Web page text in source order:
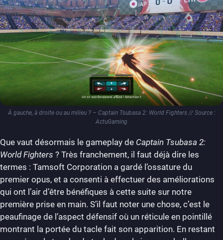
À gauche, à droite ou au milieu ? – Captain Tsubasa 2: World Fighters // Source :
ActuGaming
Que vaut désormais le gameplay de Captain Tsubasa 2:
World Fighters ? Très franchement, il faut déjà dire les
termes : Tamsoft Corporation a gardé l’ossature du
premier opus, et a consenti à effectuer des améliorations
qui ont l’air d’être bénéfiques à cette suite sur notre
première prise en main. S’il faut noter une chose, c’est le
peaufinage de l’aspect défensif où un réticule en pointillé
montrant la portée du tacle fait son apparition. En restant